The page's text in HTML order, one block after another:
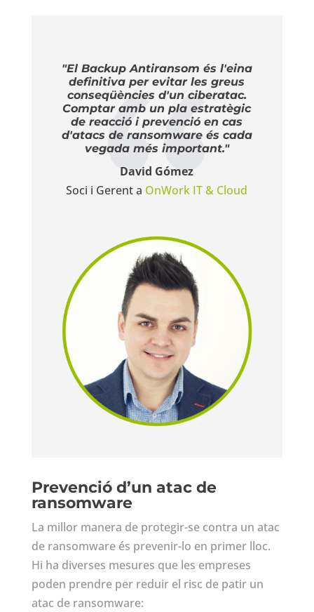
"El Backup Antiransom és l'eina
definitiva per evitar les greus
conseqüències d'un ciberatac.
Comptar amb un pla estratègic
de reacció i prevenció en cas
d'atacs de ransomware és cada
vegada més important."
David Gómez
Soci i Gerent a OnWork IT & Cloud
Prevenció d’un atac de
ransomware
La millor manera de protegir-se contra un atac
de ransomware és prevenir-lo en primer lloc.
Hi ha diverses mesures que les empreses
poden prendre per reduir el risc de patir un
atac de ransomware: